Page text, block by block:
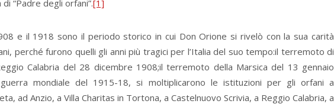
“Padre degli orfani”.[1]
e il 1918 sono il periodo storico in cui Don Orione si rivelò con la sua carità
perché furono quelli gli anni più tragici per l’Italia del suo tempo:il terremoto di
Calabria del 28 dicembre 1908;il terremoto della Marsica del 13 gennaio
mondiale del 1915-18, si moltiplicarono le istituzioni per gli orfani a
ad Anzio, a Villa Charitas in Tortona, a Castelnuovo Scrivia, a Reggio Calabria, a